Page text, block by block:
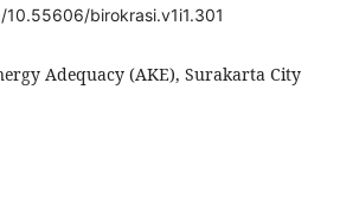
birokrasi.v1i1.301
Adequacy (AKE), Surakarta City